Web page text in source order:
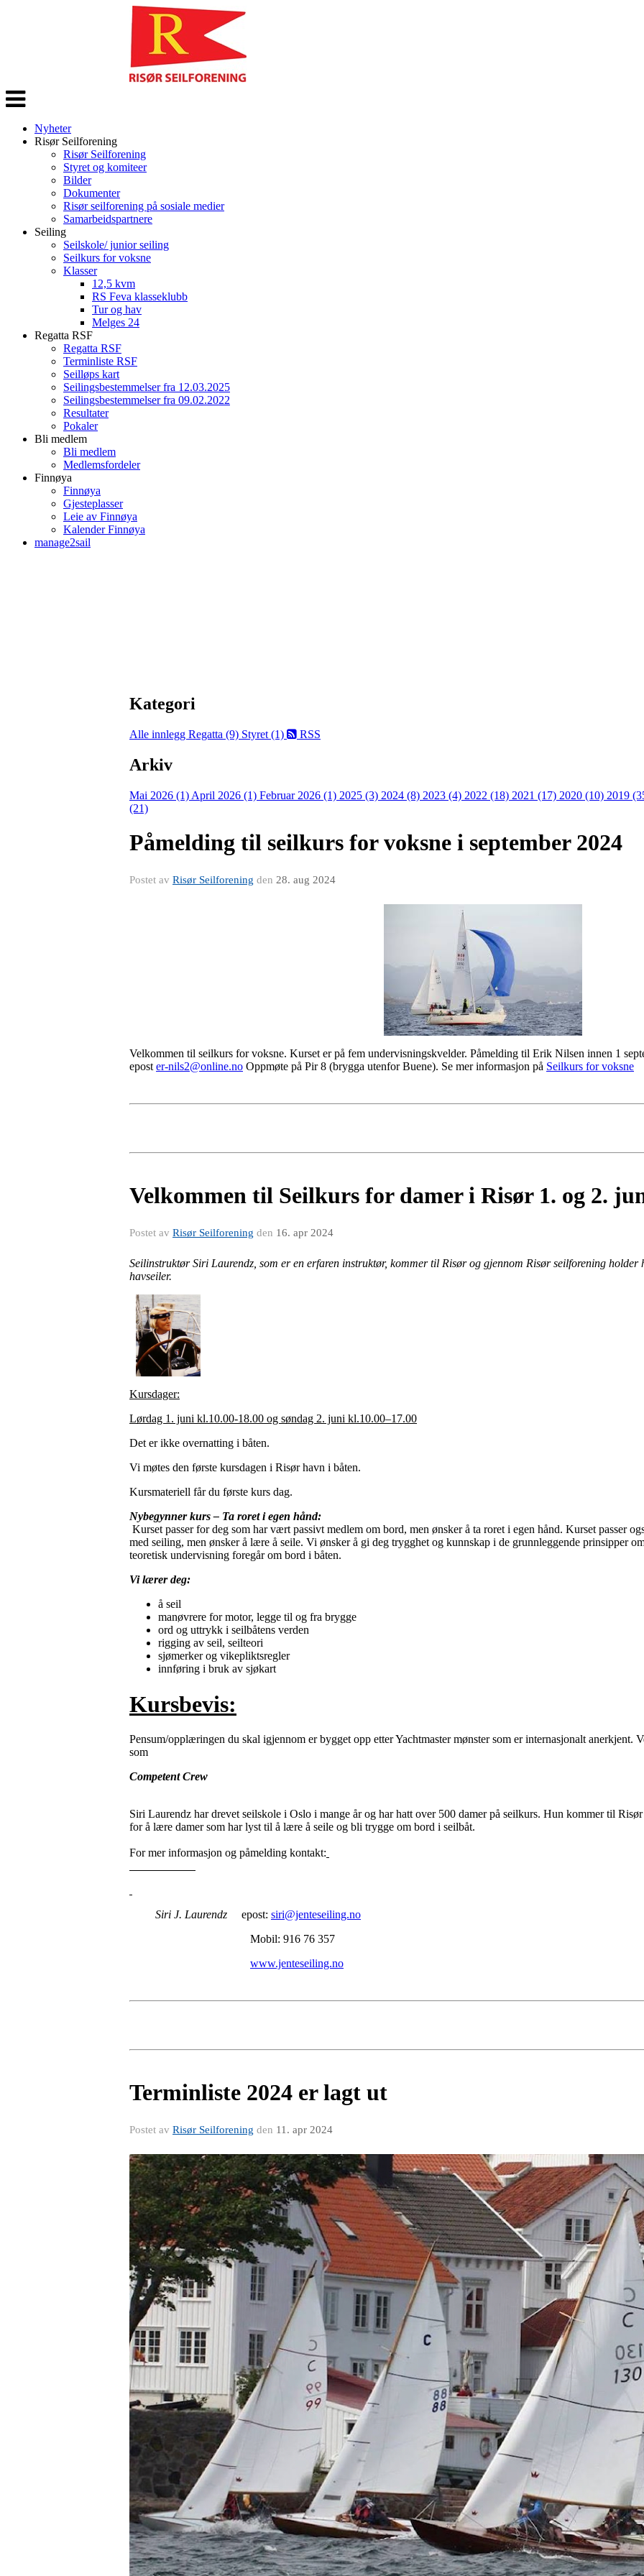
Veksle
navigasjon
Nyheter
Risør Seilforening
Risør Seilforening
Styret og komiteer
Bilder
Dokumenter
Risør seilforening på sosiale medier
Samarbeidspartnere
Seiling
Seilskole/ junior seiling
Seilkurs for voksne
Klasser
12,5 kvm
RS Feva klasseklubb
Tur og hav
Melges 24
Regatta RSF
Regatta RSF
Terminliste RSF
Seilløps kart
Seilingsbestemmelser fra 12.03.2025
Seilingsbestemmelser fra 09.02.2022
Resultater
Pokaler
Bli medlem
Bli medlem
Medlemsfordeler
Finnøya
Finnøya
Gjesteplasser
Leie av Finnøya
Kalender Finnøya
manage2sail
Kategori
Alle innlegg Regatta (9) Styret (1) RSS
Arkiv
Mai 2026 (1) April 2026 (1) Februar 2026 (1) 2025 (3) 2024 (8) 2023 (4) 2022 (18) 2021 (17) 2020 (10) 2019
(21)
Påmelding til seilkurs for voksne i september 2024
Postet av Risør Seilforening den 28. aug 2024
Velkommen til seilkurs for voksne. Kurset er på fem undervisningskvelder. Påmelding til Erik Nilsen innen 1
epost er-nils2@online.no Oppmøte på Pir 8 (brygga utenfor Buene). Se mer informasjon på Seilkurs for voksne
Velkommen til Seilkurs for damer i Risør 1. og 2.
Postet av Risør Seilforening den 16. apr 2024
Seilinstruktør Siri Laurendz, som er en erfaren instruktør, kommer til Risør og gjennom Risør seilforening
havseiler.
Kursdager:
Lørdag 1. juni kl.10.00-18.00 og søndag 2. juni kl.10.00–17.00
Det er ikke overnatting i båten.
Vi møtes den første kursdagen i Risør havn i båten.
Kursmateriell får du første kurs dag.
Nybegynner kurs – Ta roret i egen hånd:
Kurset passer for deg som har vært passivt medlem om bord, men ønsker å ta roret i egen hånd. Kurset passer
med seiling, men ønsker å lære å seile. Vi ønsker å gi deg trygghet og kunnskap i de grunnleggende prinsipper
teoretisk undervisning foregår om bord i båten.
Vi lærer deg:
å seil
manøvrere for motor, legge til og fra brygge
ord og uttrykk i seilbåtens verden
rigging av seil, seilteori
sjømerker og vikepliktsregler
innføring i bruk av sjøkart
Kursbevis:
Pensum/opplæringen du skal igjennom er bygget opp etter Yachtmaster mønster som er internasjonalt anerkjent.
som
Competent Crew
Siri Laurendz har drevet seilskole i Oslo i mange år og har hatt over 500 damer på seilkurs. Hun kommer til
for å lære damer som har lyst til å lære å seile og bli trygge om bord i seilbåt.
For mer informasjon og påmelding kontakt:
Siri J. Laurendz epost: siri@jenteseiling.no
Mobil: 916 76 357
www.jenteseiling.no
Terminliste 2024 er lagt ut
Postet av Risør Seilforening den 11. apr 2024